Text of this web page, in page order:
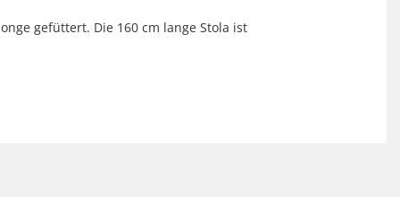
gefüttert. Die 160 cm lange Stola ist